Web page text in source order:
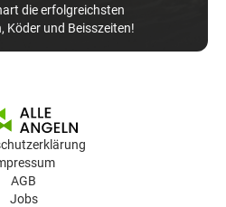
die erfolgreichsten
Köder und Beisszeiten!
AGB
Jobs